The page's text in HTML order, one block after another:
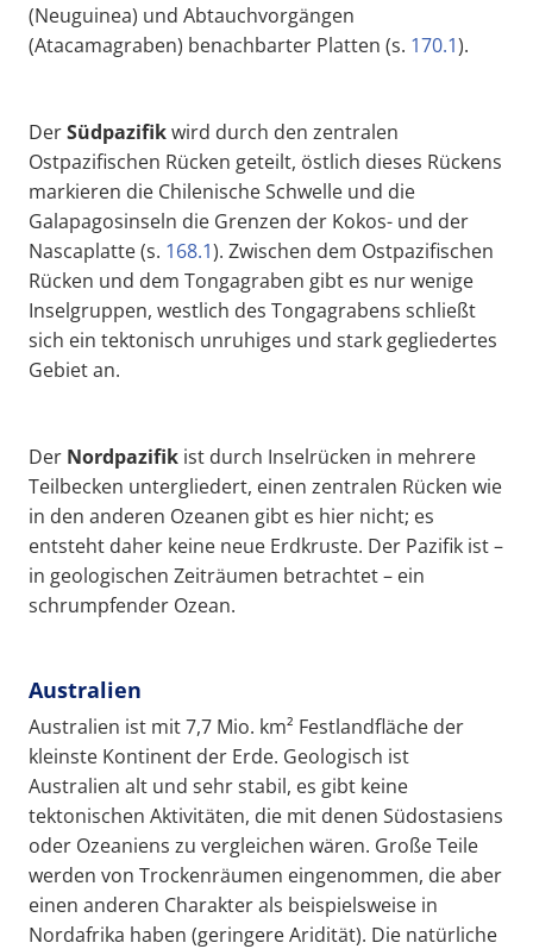
(Neuguinea) und Abtauchvorgängen
(Atacamagraben) benachbarter Platten (s. 170.1).
DerSüdpazifikwird durch den zentralen
Ostpazifischen Rücken geteilt, östlich dieses Rückens
markieren die Chilenische Schwelle und die
Galapagosinseln die Grenzen der Kokos- und der
Nascaplatte (s. 168.1). Zwischen dem Ostpazifischen
Rücken und dem Tongagraben gibt es nur wenige
Inselgruppen, westlich des Tongagrabens schließt
sich ein tektonisch unruhiges und stark gegliedertes
Gebiet an.
Der Nordpazifik ist durch Inselrücken in mehrere
Teilbecken untergliedert, einen zentralen Rücken wie
in den anderen Ozeanen gibt es hier nicht; es
entsteht daher keine neue Erdkruste. Der Pazifik ist –
in geologischen Zeiträumen betrachtet – ein
schrumpfender Ozean.
Australien
Australien ist mit 7,7 Mio. km² Festlandfläche der
kleinste Kontinent der Erde. Geologisch ist
Australien alt und sehr stabil, es gibt keine
tektonischen Aktivitäten, die mit denen Südostasiens
oder Ozeaniens zu vergleichen wären. Große Teile
werden von Trockenräumen eingenommen, die aber
einen anderen Charakter als beispielsweise in
Nordafrika haben (geringere Aridität). Die natürliche